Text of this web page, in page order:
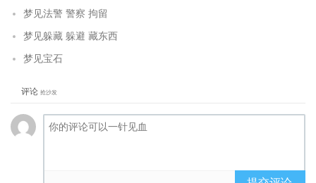
梦见法警 警察 拘留
梦见躲藏 躲避 藏东西
梦见宝石
评论 抢沙发